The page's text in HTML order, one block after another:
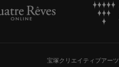
宝塚クリエイティブアーツ